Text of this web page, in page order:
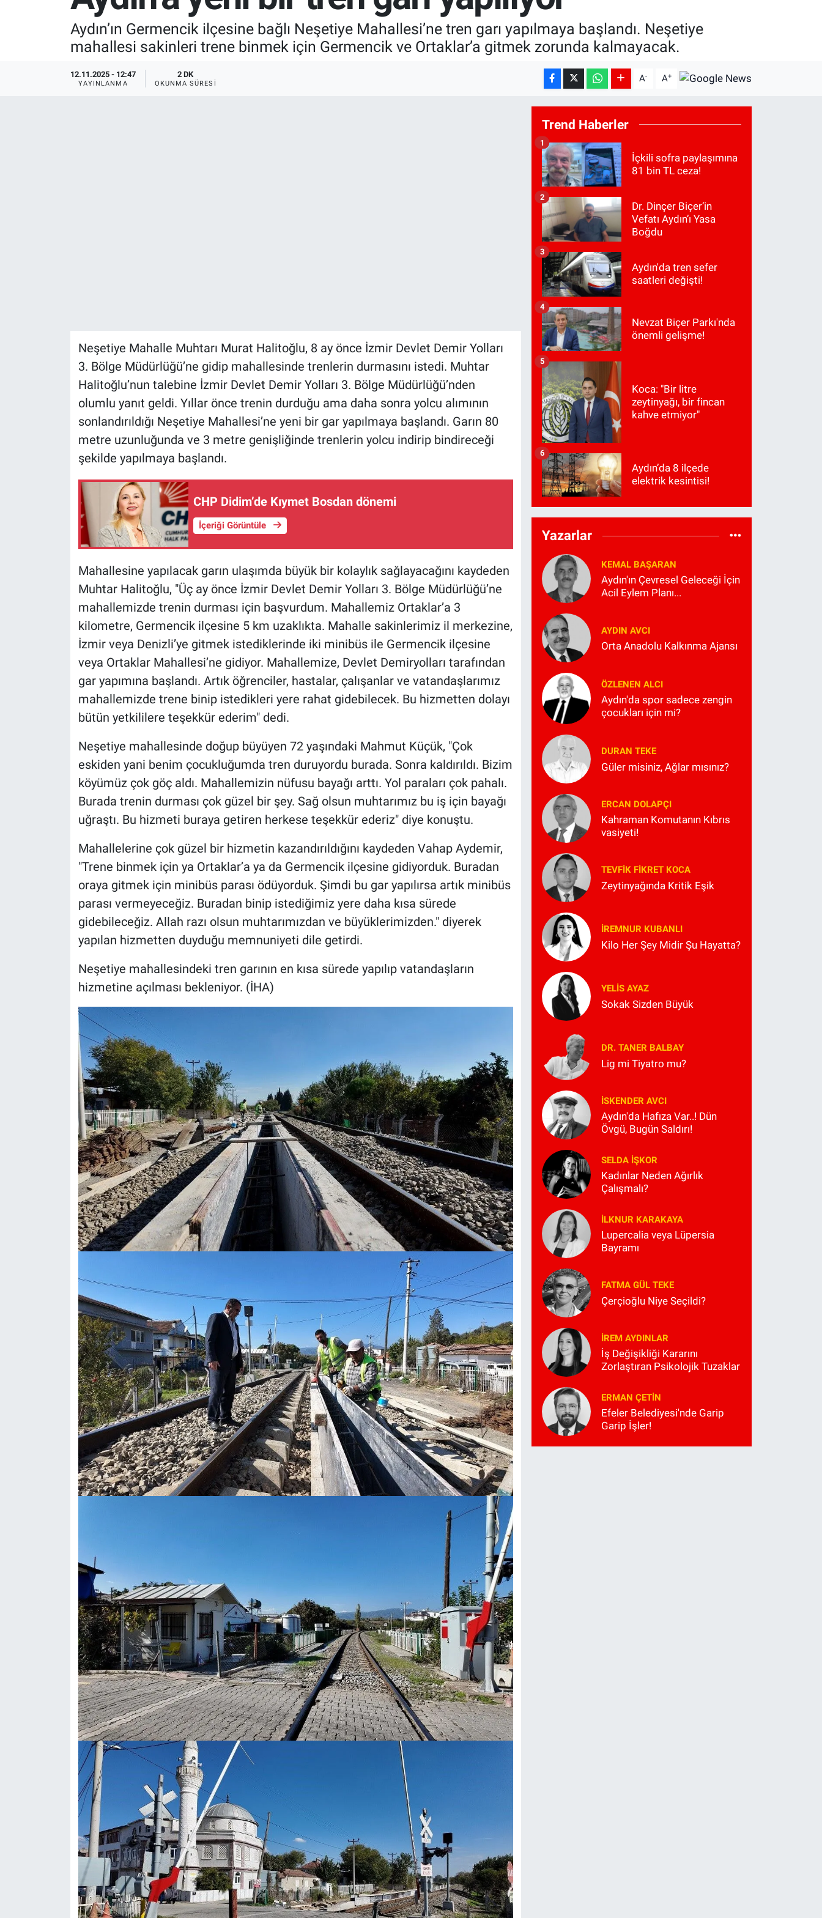
Aydın’ın Germencik ilçesine bağlı Neşetiye Mahallesi’ne tren garı yapılmaya başlandı. Neşetiye
mahallesi sakinleri trene binmek için Germencik ve Ortaklar’a gitmek zorunda kalmayacak.
12.11.2025 - 12:47
YAYINLANMA
2 DK
OKUNMA SÜRESI A- A+
Neşetiye Mahalle Muhtarı Murat Halitoğlu, 8 ay önce İzmir Devlet Demir Yolları
3. Bölge Müdürlüğü’ne gidip mahallesinde trenlerin durmasını istedi. Muhtar
Halitoğlu’nun talebine İzmir Devlet Demir Yolları 3. Bölge Müdürlüğü’nden
olumlu yanıt geldi. Yıllar önce trenin durduğu ama daha sonra yolcu alımının
sonlandırıldığı Neşetiye Mahallesi’ne yeni bir gar yapılmaya başlandı. Garın 80
metre uzunluğunda ve 3 metre genişliğinde trenlerin yolcu indirip bindireceği
şekilde yapılmaya başlandı.
CHP Didim’de Kıymet Bosdan dönemi
İçeriği Görüntüle
Mahallesine yapılacak garın ulaşımda büyük bir kolaylık sağlayacağını kaydeden
Muhtar Halitoğlu, "Üç ay önce İzmir Devlet Demir Yolları 3. Bölge Müdürlüğü’ne
mahallemizde trenin durması için başvurdum. Mahallemiz Ortaklar’a 3
kilometre, Germencik ilçesine 5 km uzaklıkta. Mahalle sakinlerimiz il merkezine,
İzmir veya Denizli’ye gitmek istediklerinde iki minibüs ile Germencik ilçesine
veya Ortaklar Mahallesi’ne gidiyor. Mahallemize, Devlet Demiryolları tarafından
gar yapımına başlandı. Artık öğrenciler, hastalar, çalışanlar ve vatandaşlarımız
mahallemizde trene binip istedikleri yere rahat gidebilecek. Bu hizmetten dolayı
bütün yetkililere teşekkür ederim" dedi.
Neşetiye mahallesinde doğup büyüyen 72 yaşındaki Mahmut Küçük, "Çok
eskiden yani benim çocukluğumda tren duruyordu burada. Sonra kaldırıldı. Bizim
köyümüz çok göç aldı. Mahallemizin nüfusu bayağı arttı. Yol paraları çok pahalı.
Burada trenin durması çok güzel bir şey. Sağ olsun muhtarımız bu iş için bayağı
uğraştı. Bu hizmeti buraya getiren herkese teşekkür ederiz" diye konuştu.
Mahallelerine çok güzel bir hizmetin kazandırıldığını kaydeden Vahap Aydemir,
"Trene binmek için ya Ortaklar’a ya da Germencik ilçesine gidiyorduk. Buradan
oraya gitmek için minibüs parası ödüyorduk. Şimdi bu gar yapılırsa artık minibüs
parası vermeyeceğiz. Buradan binip istediğimiz yere daha kısa sürede
gidebileceğiz. Allah razı olsun muhtarımızdan ve büyüklerimizden." diyerek
yapılan hizmetten duyduğu memnuniyeti dile getirdi.
Neşetiye mahallesindeki tren garının en kısa sürede yapılıp vatandaşların
hizmetine açılması bekleniyor. (İHA)
Trend Haberler
İçkili sofra paylaşımına
81 bin TL ceza!
1
Dr. Dinçer Biçer’in
Vefatı Aydın’ı Yasa
Boğdu
2
Aydın'da tren sefer
saatleri değişti!
3
Nevzat Biçer Parkı'nda
önemli gelişme!
4
Koca: "Bir litre
zeytinyağı, bir fincan
kahve etmiyor"
5
Aydın’da 8 ilçede
elektrik kesintisi!
6
Yazarlar
KEMAL BAŞARAN
Aydın'ın Çevresel Geleceği İçin
Acil Eylem Planı...
AYDIN AVCI
Orta Anadolu Kalkınma Ajansı
ÖZLENEN ALCI
Aydın'da spor sadece zengin
çocukları için mi?
DURAN TEKE
Güler misiniz, Ağlar mısınız?
ERCAN DOLAPÇI
Kahraman Komutanın Kıbrıs
vasiyeti!
TEVFIK FIKRET KOCA
Zeytinyağında Kritik Eşik
İREMNUR KUBANLI
Kilo Her Şey Midir Şu Hayatta?
YELIS AYAZ
Sokak Sizden Büyük
DR. TANER BALBAY
Lig mi Tiyatro mu?
İSKENDER AVCI
Aydın'da Hafıza Var..! Dün
Övgü, Bugün Saldırı!
SELDA İŞKOR
Kadınlar Neden Ağırlık
Çalışmalı?
İLKNUR KARAKAYA
Lupercalia veya Lüpersia
Bayramı
FATMA GÜL TEKE
Çerçioğlu Niye Seçildi?
İREM AYDINLAR
İş Değişikliği Kararını
Zorlaştıran Psikolojik Tuzaklar
ERMAN ÇETIN
Efeler Belediyesi'nde Garip
Garip İşler!
RESMİ İLANLAR